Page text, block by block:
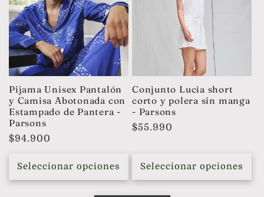
Pijama Unisex Pantalón
y Camisa Abotonada con
Estampado de Pantera -
Parsons
Precio
$94.900
Seleccionar opciones
Conjunto Lucia short
corto y polera sin manga
- Parsons
Precio
$55.990
Seleccionar opciones